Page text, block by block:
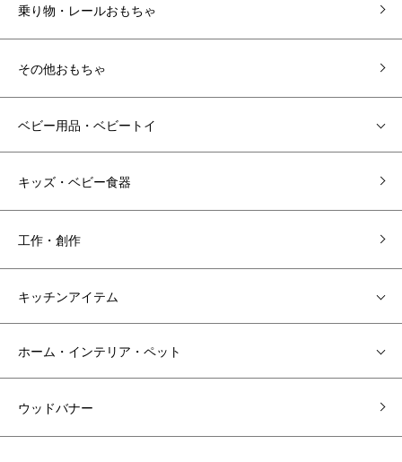
乗り物・レールおもちゃ
その他おもちゃ
ベビー用品・ベビートイ
キッズ・ベビー食器
工作・創作
キッチンアイテム
ホーム・インテリア・ペット
ウッドバナー